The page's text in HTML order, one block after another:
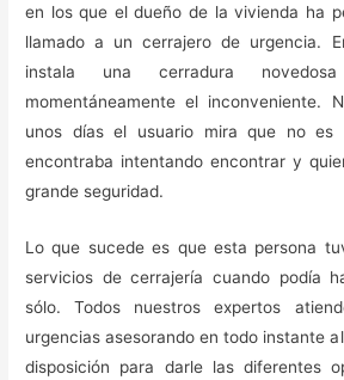
en los que el dueño de la vivienda ha
llamado a un cerrajero de urgencia.
instala una cerradura
momentáneamente el inconveniente.
unos días el usuario mira que no es
encontraba intentando encontrar y
grande seguridad.
Lo que sucede es que esta persona
servicios de cerrajería cuando podía
sólo. Todos nuestros expertos
urgencias asesorando en todo instante
disposición para darle las diferentes